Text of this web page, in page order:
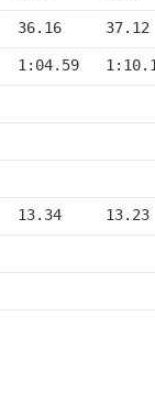
36.16     37.12
1:04.59
13.34     13.23